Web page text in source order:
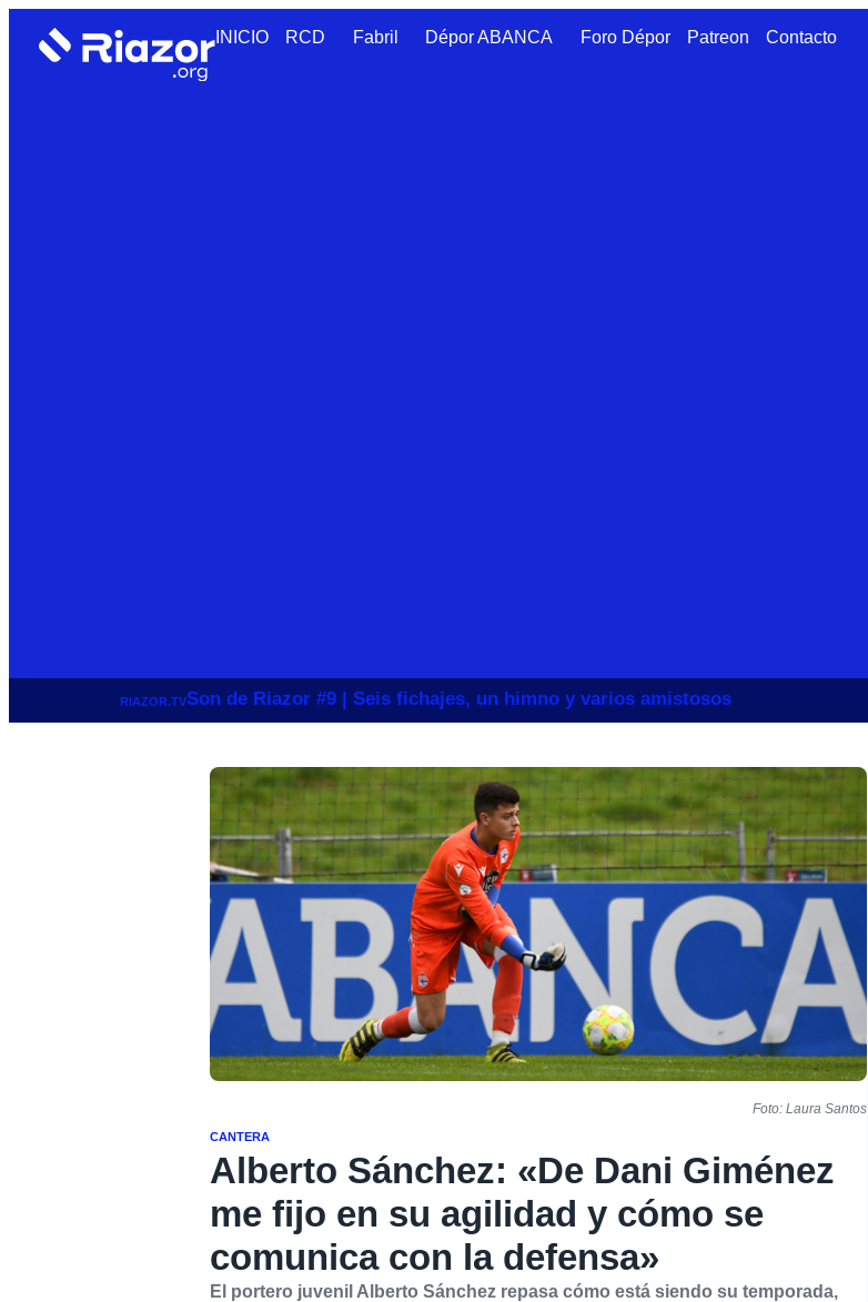
INICIO RCD Fabril Dépor ABANCA Foro Dépor Patreon Contacto
RIAZOR.TVSon de Riazor #9 | Seis fichajes, un himno y varios amistosos
Foto: Laura Santos
CANTERA
Alberto Sánchez: «De Dani Giménez
me fijo en su agilidad y cómo se
comunica con la defensa»
El portero juvenil Alberto Sánchez repasa cómo está siendo su temporada,